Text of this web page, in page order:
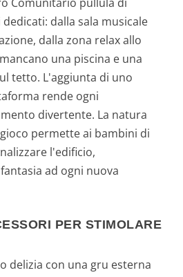
dalla sala musicale
dalla zona relax allo
una piscina e una
tetto. L'aggiunta di uno
rende ogni
divertente. La natura
permette ai bambini di
l'edificio,
ad ogni nuova
PER STIMOLARE
delizia con una gru esterna